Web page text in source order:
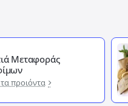
Μεταφοράς
τα προιόντα